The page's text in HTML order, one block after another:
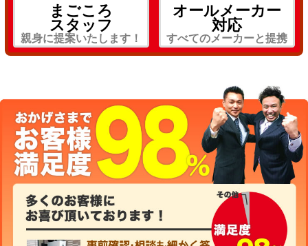
まごころ
スタッフ
親身に提案いたします！
オールメーカー
対応
すべてのメーカーと提携